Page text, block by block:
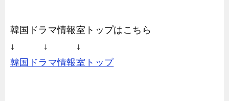
韓国ドラマ情報室トップはこちら
↓ ↓ ↓
韓国ドラマ情報室トップ